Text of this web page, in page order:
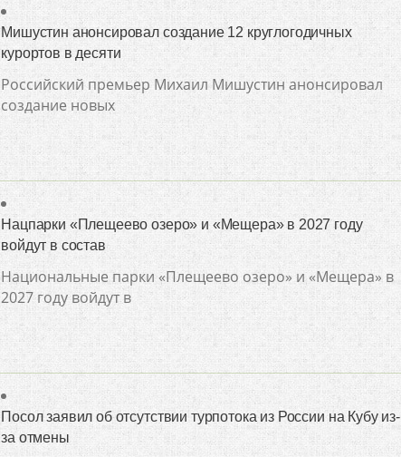
Мишустин анонсировал создание 12 круглогодичных
курортов в десяти
Российский премьер Михаил Мишустин анонсировал
создание новых
Нацпарки «Плещеево озеро» и «Мещера» в 2027 году
войдут в состав
Национальные парки «Плещеево озеро» и «Мещера» в
2027 году войдут в
Посол заявил об отсутствии турпотока из России на Кубу из-
за отмены